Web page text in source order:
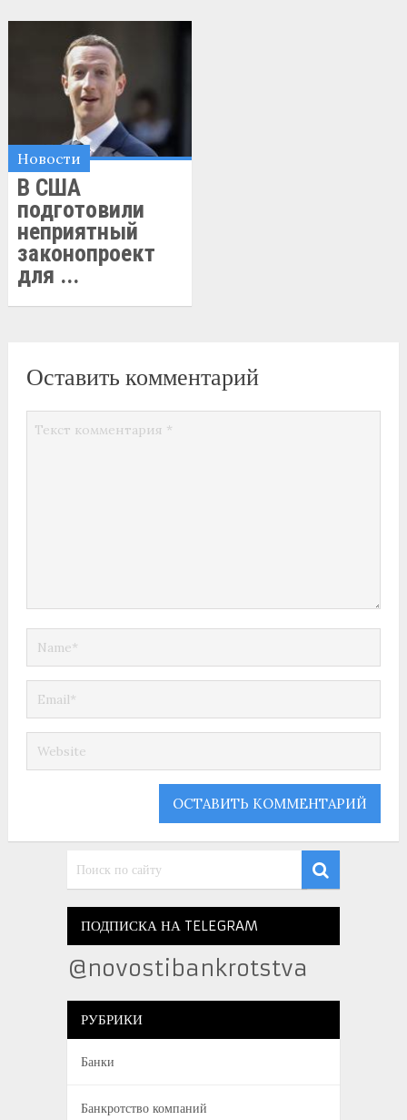
Новости
В США
подготовили
неприятный
законопроект
для ...
Оставить комментарий
ПОДПИСКА НА TELEGRAM
@novostibankrotstva
РУБРИКИ
Банки
Банкротство компаний